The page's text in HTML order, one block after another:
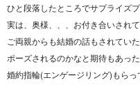
ひと段落したところでサプライズ
実は、奥様、、、お付き合いされ
ご両親からも結婚の話もされてい
ポーズされるのかなと期待もあっ
婚約指輪(エンゲージリング)もら